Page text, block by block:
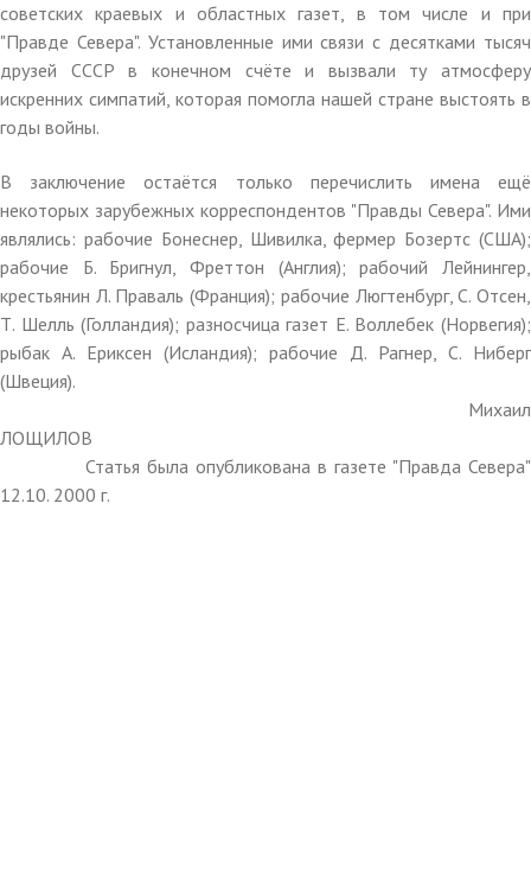
советских краевых и областных газет, в том числе и при
"Правде Севера". Установленные ими связи с десятками тысяч
друзей СССР в конечном счёте и вызвали ту атмосферу
искренних симпатий, которая помогла нашей стране выстоять в
годы войны.
В заключение остаётся только перечислить имена ещё
некоторых зарубежных корреспондентов "Правды Севера". Ими
являлись: рабочие Бонеснер, Шивилка, фермер Бозертс (США);
рабочие Б. Бригнул, Фреттон (Англия); рабочий Лейнингер,
крестьянин Л. Праваль (Франция); рабочие Люгтенбург, С. Отсен,
Т. Шелль (Голландия); разносчица газет Е. Воллебек (Норвегия);
рыбак А. Ериксен (Исландия); рабочие Д. Рагнер, С. Ниберг
(Швеция).
Михаил
ЛОЩИЛОВ
Статья была опубликована в газете "Правда Севера"
12.10. 2000 г.